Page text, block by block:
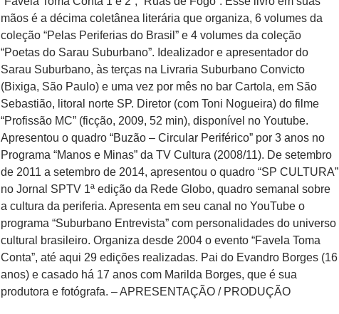
mãos é a décima coletânea literária que organiza, 6 volumes da
coleção “Pelas Periferias do Brasil” e 4 volumes da coleção
“Poetas do Sarau Suburbano”. Idealizador e apresentador do
Sarau Suburbano, às terças na Livraria Suburbano Convicto
(Bixiga, São Paulo) e uma vez por mês no bar Cartola, em São
Sebastião, litoral norte SP. Diretor (com Toni Nogueira) do filme
“Profissão MC” (ficção, 2009, 52 min), disponível no Youtube.
Apresentou o quadro “Buzão – Circular Periférico” por 3 anos no
Programa “Manos e Minas” da TV Cultura (2008/11). De setembro
de 2011 a setembro de 2014, apresentou o quadro “SP CULTURA”
no Jornal SPTV 1ª edição da Rede Globo, quadro semanal sobre
a cultura da periferia. Apresenta em seu canal no YouTube o
programa “Suburbano Entrevista” com personalidades do universo
cultural brasileiro. Organiza desde 2004 o evento “Favela Toma
Conta”, até aqui 29 edições realizadas. Pai do Evandro Borges (16
anos) e casado há 17 anos com Marilda Borges, que é sua
produtora e fotógrafa. – APRESENTAÇÃO / PRODUÇÃO